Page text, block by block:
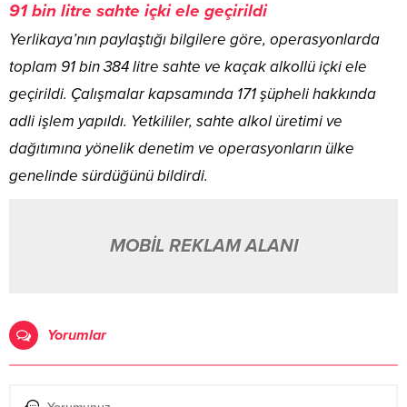
91 bin litre sahte içki ele geçirildi
Yerlikaya’nın paylaştığı bilgilere göre, operasyonlarda
toplam 91 bin 384 litre sahte ve kaçak alkollü içki ele
geçirildi. Çalışmalar kapsamında 171 şüpheli hakkında
adli işlem yapıldı. Yetkililer, sahte alkol üretimi ve
dağıtımına yönelik denetim ve operasyonların ülke
genelinde sürdüğünü bildirdi.
MOBİL REKLAM ALANI
Yorumlar